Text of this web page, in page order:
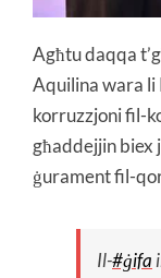
Agħtu daqqa
Aquilina wara li
korruzzjoni fil-
għaddejjin biex
ġurament fil-
Il-#ġifa